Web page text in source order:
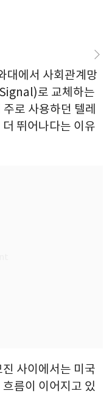
대에서 사회관계망
로 교체하는
로 사용하던 텔레
뛰어나다는 이유
사이에서는 미국
름이 이어지고 있